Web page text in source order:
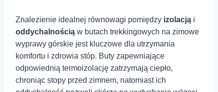
Znalezienie idealnej równowagi pomiędzy izolacją i
oddychalnością w⁣ butach trekkingowych na zimowe
wyprawy górskie jest⁣ kluczowe dla ⁤utrzymania
komfortu i⁢ zdrowia stóp.⁤ Buty zapewniające
odpowiednią termoizolację zatrzymają ciepło,‍
chroniąc stopy przed zimnem, natomiast ⁢ich